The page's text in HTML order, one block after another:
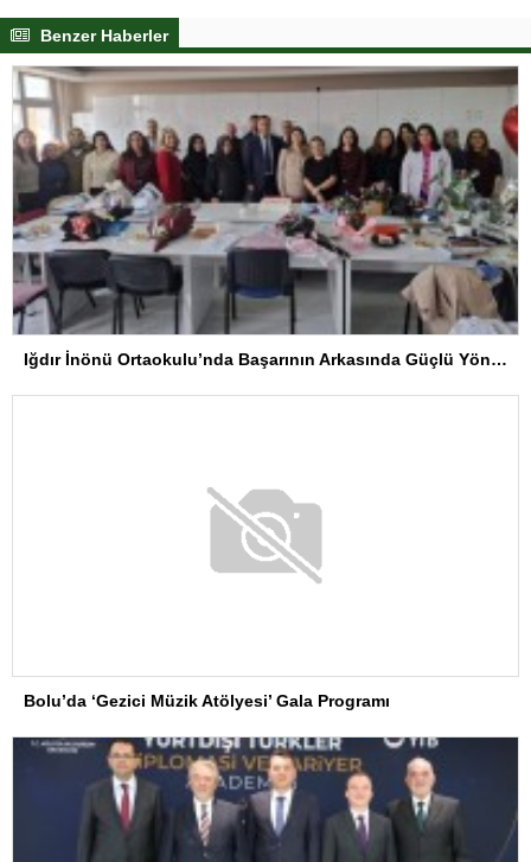
Benzer Haberler
Iğdır İnönü Ortaokulu’nda Başarının Arkasında Güçlü Yönetim ve Özverili Eğitim Kadrosu Bulunuyor
Bolu’da ‘Gezici Müzik Atölyesi’ Gala Programı